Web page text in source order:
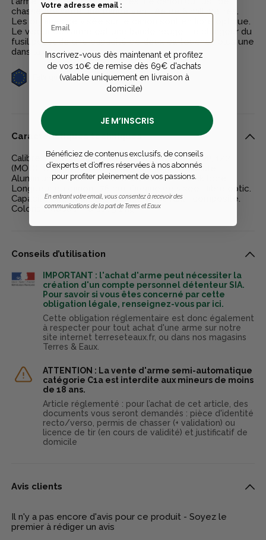
chasse possède une bande ventilée de 6 millimètres.
Les organes de visée sur le canon sont en fibre optique.
Le viseur de l'arme est une bande rouge. Le chargeur du
fusil possède une capacité de deux cartouches plus une
dans la chambre.
Fabriqué en Europe
Caractéristiques techniques
Calibre : 12/89. Chokes : Invector Plus : 3/4 (IM), 1/2
(MOD), 1/4 (IC). Bande supérieur : 6 mm. Bascule :
Aluminium. Crosse : Pistol stock. Canon : Back bore.
Longueur du canon : 76 cm. Organe de visée : fibre optic.
Capacité chargeur : 2+1. Crosse et devant : composite.
Coloris : Mobuc. Poids : 3,1 kg
Conseils d’utilisation
IMPORTANT : l'achat d'arme peut nécessiter la
création d'un compte personnel détenteur SIA.
Pour savoir si vous êtes concerné par cette
obligation légale, renseignez-vous par ici.
Cette obligation réglementaire est donc également
à respecter pour tout achat d'une arme sur notre
site internet terreseteaux.fr, ou dans nos magasins
Terres & Eaux.
ATTENTION : La vente d'arme semi-automatique
catégorie C1a est interdite aux mineurs de moins
de 18 ans.
Article réglementé : pour l’achat de cet article, des
documents vous seront demandés : pièce d'identité
recto/verso, permis de chasser (+ validation) ou
licence de tir (en cours de validité) et justificatif de
domicile
Avis clients
Il n'y a pas encore d'avis pour ce produit - Soyez le
premier à rédiger un avis
Votre adresse email :
Inscrivez-vous dès maintenant et profitez
de vos 10€ de remise dès 69€ d'achats
(valable uniquement en livraison à
domicile)
JE M’INSCRIS
Bénéficiez de contenus exclusifs, de conseils
d’experts et d’offres réservées à nos abonnés
pour profiter pleinement de vos passions.
En entrant votre email, vous consentez à recevoir des
communications de la part de Terres et Eaux